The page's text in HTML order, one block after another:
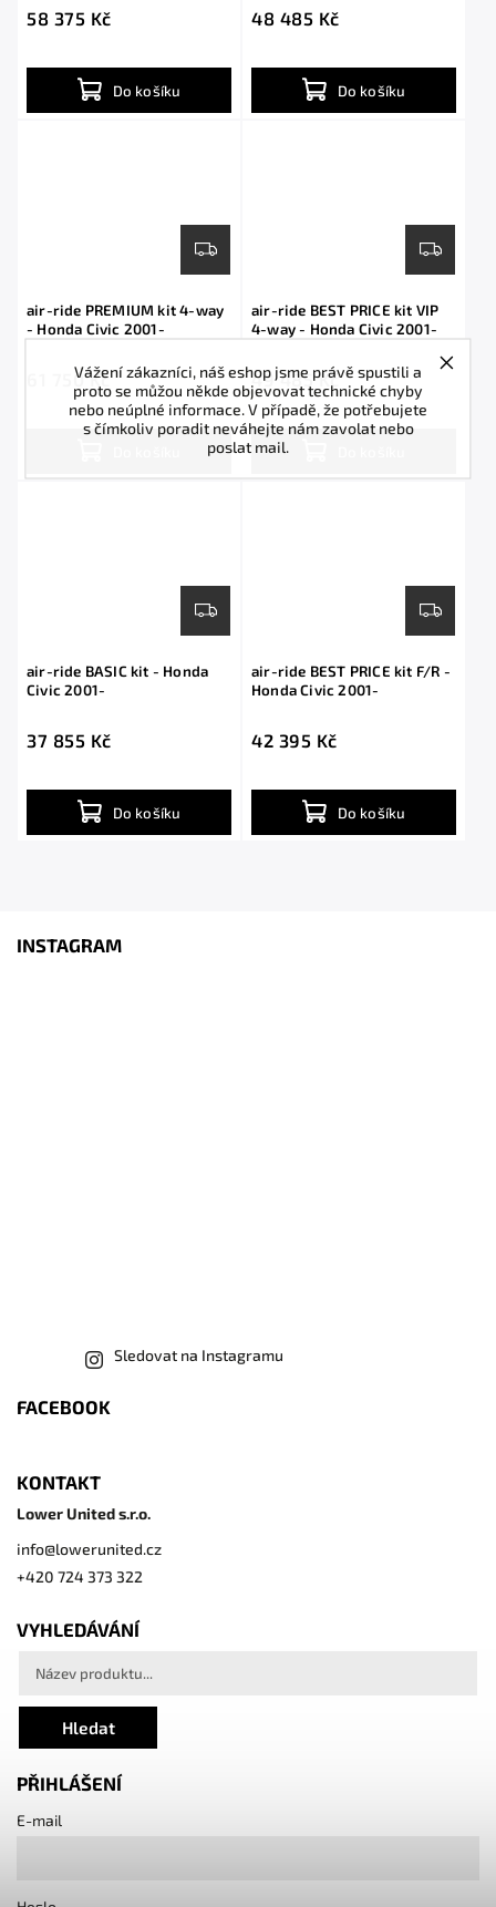
Vážení zákazníci, náš eshop jsme právě spustili a
proto se můžou někde objevovat technické chyby
nebo neúplné informace. V případě, že potřebujete
s čímkoliv poradit neváhejte nám zavolat nebo
poslat mail.
58 375 Kč
Do košíku
48 485 Kč
Do košíku
air-ride PREMIUM kit 4-way
- Honda Civic 2001-
61 750 Kč
air-ride BEST PRICE kit VIP
4-way - Honda Civic 2001-
49 485 Kč
air-ride BASIC kit - Honda
Civic 2001-
37 855 Kč
Do košíku
air-ride BEST PRICE kit F/R -
Honda Civic 2001-
42 395 Kč
Do košíku
INSTAGRAM
Sledovat na Instagramu
FACEBOOK
KONTAKT
Lower United s.r.o.
info@lowerunited.cz
+420 724 373 322
VYHLEDÁVÁNÍ
Hledat
PŘIHLÁŠENÍ
E-mail